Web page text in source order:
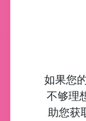
如果您
不够理
助您获